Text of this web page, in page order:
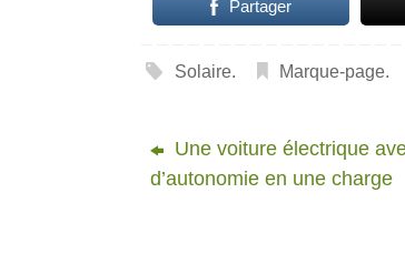
Partager
Solaire. Marque-page.
Une voiture électrique
d’autonomie en une charge